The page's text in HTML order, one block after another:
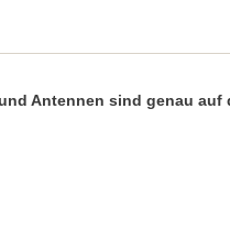
Antennen sind genau